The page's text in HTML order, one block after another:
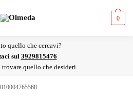
0
quello che cercavi?
sul 3929815476
trovare quello che desideri